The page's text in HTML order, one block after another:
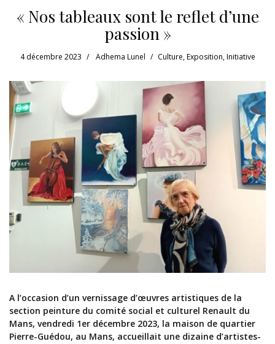
« Nos tableaux sont le reflet d’une
passion »
4 décembre 2023 Adhema Lunel Culture,Exposition,Initiative
A l’occasion d’un vernissage d’œuvres artistiques de la
section peinture du comité social et culturel Renault du
Mans, vendredi 1er décembre 2023, la maison de quartier
Pierre-Guédou, au Mans, accueillait une dizaine d’artistes-